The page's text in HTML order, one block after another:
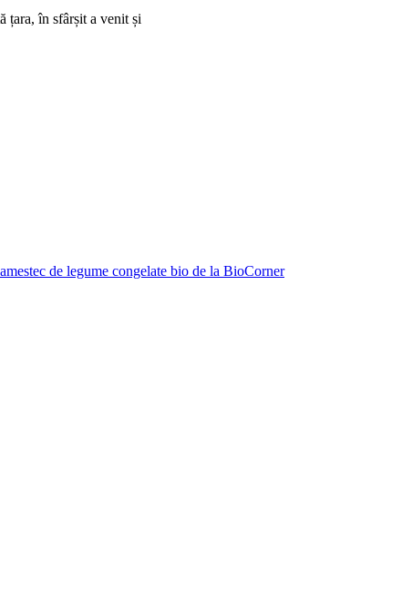
țara, în sfârșit a venit și
de legume congelate bio de la BioCorner